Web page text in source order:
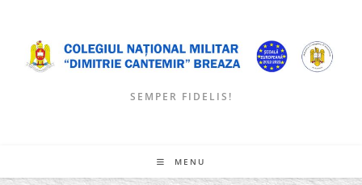
content
SEMPER FIDELIS!
MENU